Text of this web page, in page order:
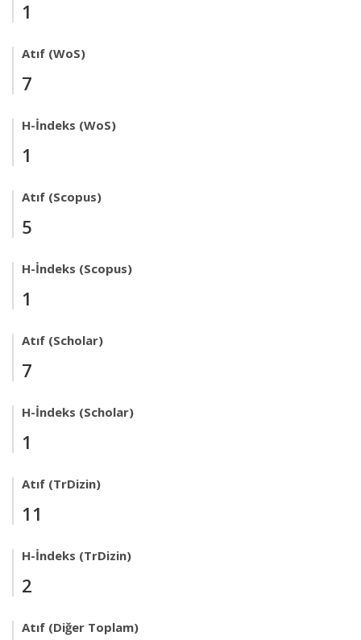
1
Atıf (WoS)
7
H-İndeks (WoS)
1
Atıf (Scopus)
5
H-İndeks (Scopus)
1
Atıf (Scholar)
7
H-İndeks (Scholar)
1
Atıf (TrDizin)
11
H-İndeks (TrDizin)
2
Atıf (Diğer Toplam)